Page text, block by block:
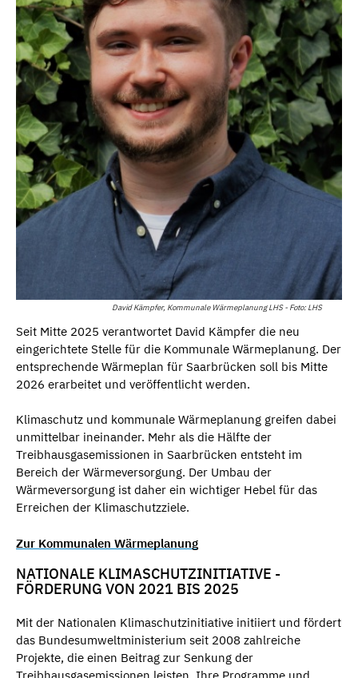
David Kämpfer, Kommunale Wärmeplanung LHS - Foto: LHS
Seit Mitte 2025 verantwortet David Kämpfer die neu
eingerichtete Stelle für die Kommunale Wärmeplanung. Der
entsprechende Wärmeplan für Saarbrücken soll bis Mitte
2026 erarbeitet und veröffentlicht werden.
Klimaschutz und kommunale Wärmeplanung greifen dabei
unmittelbar ineinander. Mehr als die Hälfte der
Treibhausgasemissionen in Saarbrücken entsteht im
Bereich der Wärmeversorgung. Der Umbau der
Wärmeversorgung ist daher ein wichtiger Hebel für das
Erreichen der Klimaschutzziele.
Zur Kommunalen Wärmeplanung
NATIONALE KLIMASCHUTZINITIATIVE -
FÖRDERUNG VON 2021 BIS 2025
Mit der Nationalen Klimaschutzinitiative initiiert und fördert
das Bundesumweltministerium seit 2008 zahlreiche
Projekte, die einen Beitrag zur Senkung der